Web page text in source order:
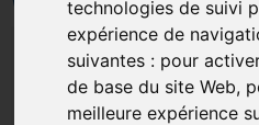
technologies de suivi
expérience de
suivantes : pour
de base du site Web,
meilleure expérience
:
464,10 € HT